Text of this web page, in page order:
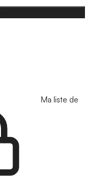
Ma liste de